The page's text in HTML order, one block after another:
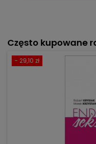
Często kupowane
- 29,10 zł